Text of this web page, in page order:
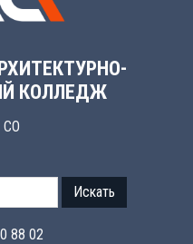
КОЛЛЕДЖ
СО
Искать
88 02